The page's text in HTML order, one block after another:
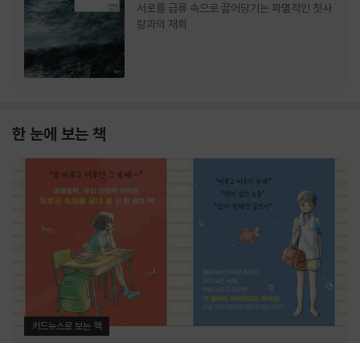
서로를 급류 속으로 끌어당기는 파멸적인 첫사
랑과의 재회
한 눈에 보는 책
카드뉴스로 보는 책